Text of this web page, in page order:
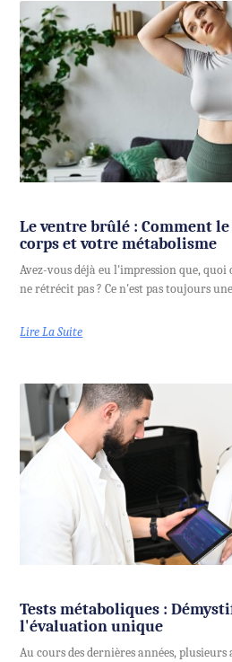
Le ventre brûlé : Comment
corps et votre métabolisme
Avez-vous déjà eu l'impression que,
ne rétrécit pas ? Ce n'est pas toujours
Lire La Suite
Tests métaboliques :
l'évaluation unique
Au cours des dernières années,